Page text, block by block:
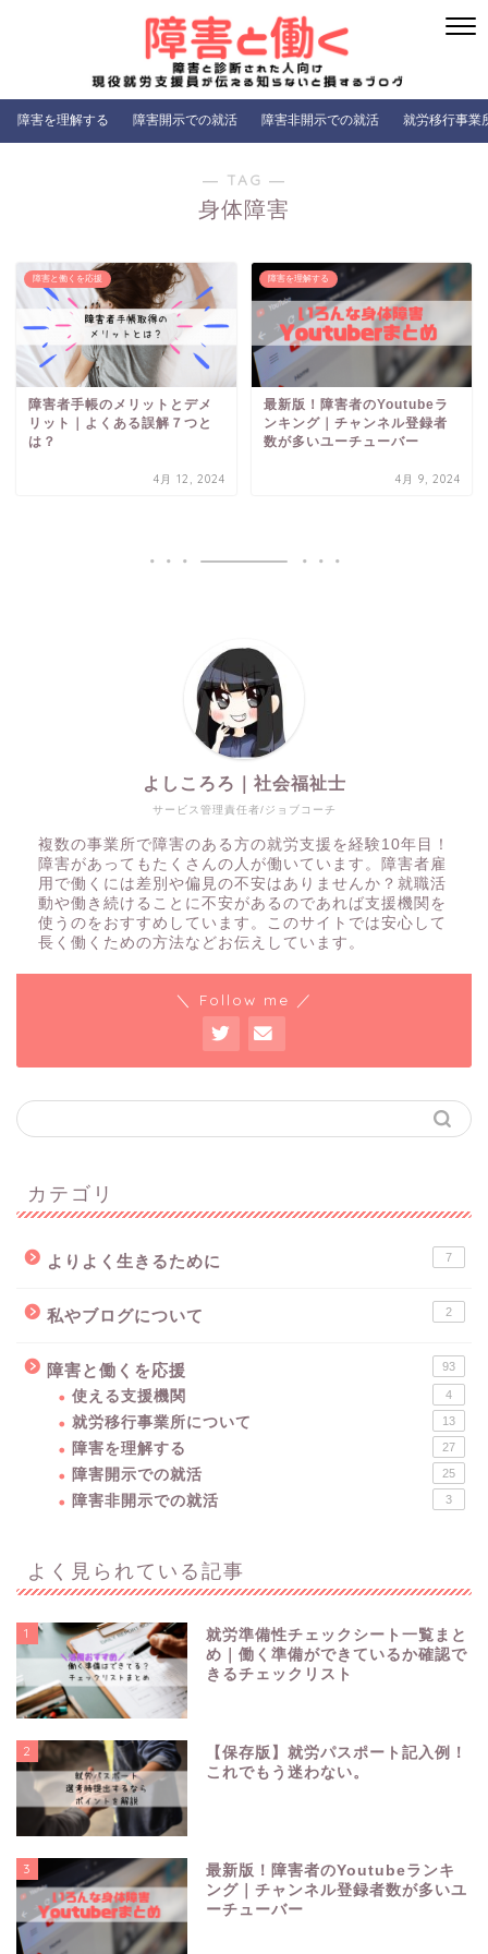
障害を理解する 障害開示での就活 障害非開示での就活 就労移行事業
― TAG ―
身体障害
障害と働くを応援
障害者手帳のメリットとデメ
リット｜よくある誤解７つと
は？
4月 12, 2024
障害を理解する
最新版！障害者のYoutubeラ
ンキング｜チャンネル登録者
数が多いユーチューバー
4月 9, 2024
サービス管理責任者/ジョブコーチ
よしころろ｜社会福祉士
複数の事業所で障害のある方の就労支援を経験10年目！
障害があってもたくさんの人が働いています。障害者雇
用で働くには差別や偏見の不安はありませんか？就職活
動や働き続けることに不安があるのであれば支援機関を
使うのをおすすめしています。このサイトでは安心して
長く働くための方法などお伝えしています。
＼ Follow me ／
カテゴリ
よりよく生きるために 7
私やブログについて 2
障害と働くを応援 93
使える支援機関 4
就労移行事業所について 13
障害を理解する 27
障害開示での就活 25
障害非開示での就活 3
よく見られている記事
1
就労準備性チェックシート一覧まと
め｜働く準備ができているか確認で
きるチェックリスト
2
【保存版】就労パスポート記入例！
これでもう迷わない。
3
最新版！障害者のYoutubeランキ
ング｜チャンネル登録者数が多いユ
ーチューバー
障害を理解する